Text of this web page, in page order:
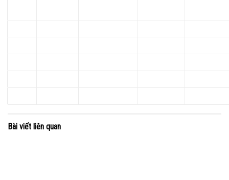
Bài viết liên quan